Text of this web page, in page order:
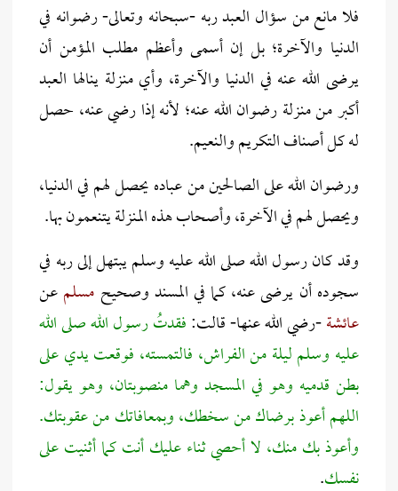
فلا مانع من سؤال العبد ربه -سبحانه وتعالى- رضوانه في
الدنيا والآخرة؛ بل إن أسمى وأعظم مطلب المؤمن أن
يرضى الله عنه في الدنيا والآخرة، وأي منزلة ينالها العبد
أكبر من منزلة رضوان الله عنه؛ لأنه إذا رضي عنه، حصل
له كل أصناف التكريم والنعيم.
ورضوان الله على الصالحين من عباده يحصل لهم في الدنيا،
ويحصل لهم في الآخرة، وأصحاب هذه المنزلة يتنعمون بها.
وقد كان رسول الله صلى الله عليه وسلم يبتهل إلى ربه في
سجوده أن يرضى عنه، كما في المسند وصحيح مسلمعن
عائشة-رضي الله عنها- قالت:فقدتُ رسول الله صلى الله
عليه وسلم ليلة من الفراش، فالتمسته، فوقعت يدي على
بطن قدميه وهو في المسجد وهما منصوبتان، وهو يقول:
اللهم أعوذ برضاك من سخطك، وبمعافاتك من عقوبتك.
وأعوذ بك منك، لا أحصي ثناء عليك أنت كما أثنيت على
نفسك.